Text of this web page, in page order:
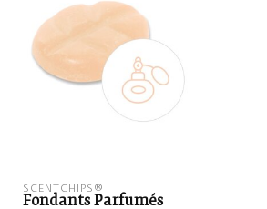
SCENTCHIPS®
Fondants Parfumés